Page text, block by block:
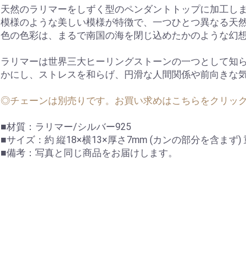
天然のラリマーをしずく型のペンダントトップに加工し
模様のような美しい模様が特徴で、一つひとつ異なる天
色の色彩は、まるで南国の海を閉じ込めたかのような幻
ラリマーは世界三大ヒーリングストーンの一つとして
かにし、ストレスを和らげ、円滑な人間関係や前向きな
◎チェーンは別売りです。お買い求めはこちらをクリック
■材質：ラリマー/シルバー925
■サイズ：約 縦18×横13×厚さ7mm (カンの部分を含まず)
■備考：写真と同じ商品をお届けします。